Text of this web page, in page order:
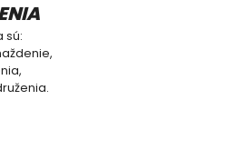
sú: